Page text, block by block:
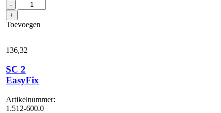
-
2
Deluxe
aantal
+
Toevoegen
136,32
SC 2
EasyFix
Artikelnummer:
1.512-600.0